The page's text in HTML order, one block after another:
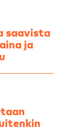
saavista
ja